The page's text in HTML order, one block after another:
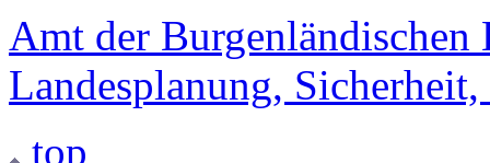
Amt der
Landesplanung,
top